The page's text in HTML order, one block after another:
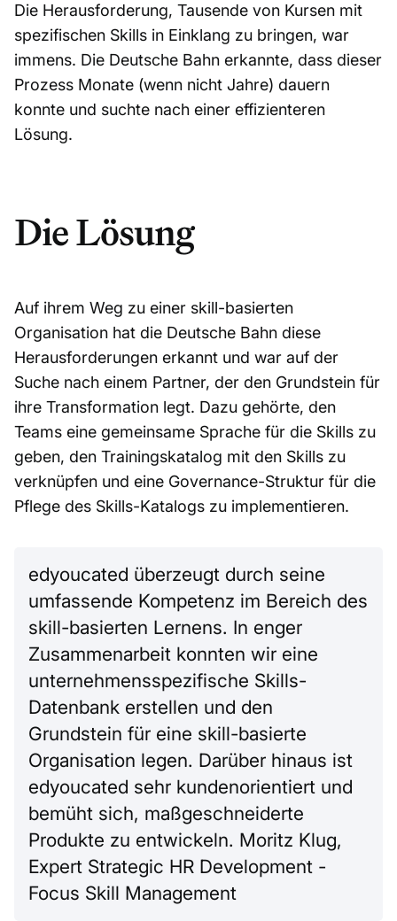
Die Herausforderung, Tausende von Kursen mit
spezifischen Skills in Einklang zu bringen, war
immens. Die Deutsche Bahn erkannte, dass dieser
Prozess Monate (wenn nicht Jahre) dauern
konnte und suchte nach einer effizienteren
Lösung.
Die Lösung
Auf ihrem Weg zu einer skill-basierten
Organisation hat die Deutsche Bahn diese
Herausforderungen erkannt und war auf der
Suche nach einem Partner, der den Grundstein für
ihre Transformation legt. Dazu gehörte, den
Teams eine gemeinsame Sprache für die Skills zu
geben, den Trainingskatalog mit den Skills zu
verknüpfen und eine Governance-Struktur für die
Pflege des Skills-Katalogs zu implementieren.
edyoucated überzeugt durch seine
umfassende Kompetenz im Bereich des
skill-basierten Lernens. In enger
Zusammenarbeit konnten wir eine
unternehmensspezifische Skills-
Datenbank erstellen und den
Grundstein für eine skill-basierte
Organisation legen. Darüber hinaus ist
edyoucated sehr kundenorientiert und
bemüht sich, maßgeschneiderte
Produkte zu entwickeln. Moritz Klug,
Expert Strategic HR Development -
Focus Skill Management